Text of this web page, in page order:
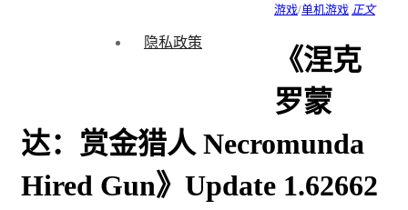
隐私政策
游戏/单机游戏 正文
《涅克
罗蒙
达：赏金猎人 Necromunda
Hired Gun》Update 1.62662